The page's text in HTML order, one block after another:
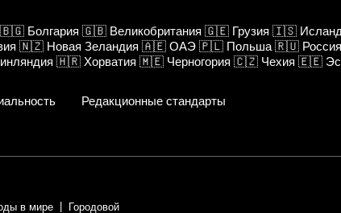
🇧🇬 Болгария 🇬🇧 Великобритания 🇬🇪 Грузия 🇮🇸
🇳🇿 Новая Зеландия 🇦🇪 ОАЭ 🇵🇱 Польша 🇷🇺 Россия
🇭🇷 Хорватия 🇲🇪 Черногория 🇨🇿 Чехия 🇪🇪
Редакционные стандарты
в мире Городовой